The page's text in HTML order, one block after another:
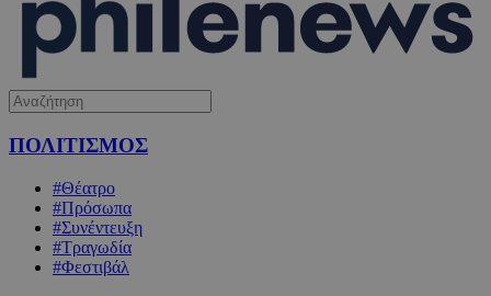
ΠΟΛΙΤΙΣΜΟΣ
#Θέατρο
#Πρόσωπα
#Συνέντευξη
#Τραγωδία
#Φεστιβάλ